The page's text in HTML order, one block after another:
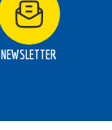
NEWSLETTER